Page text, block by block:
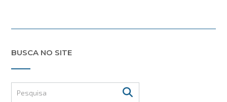
BUSCA NO SITE